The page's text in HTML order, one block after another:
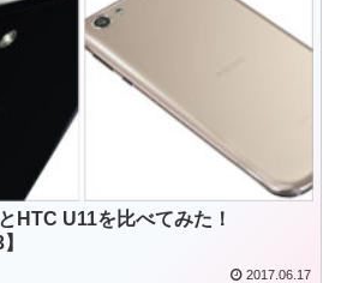
HTC U11を比べてみた！
2017.06.17